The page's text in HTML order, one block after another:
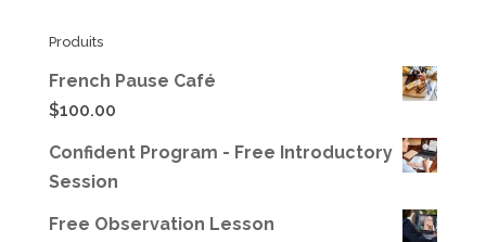
Produits
French Pause Café
$100.00
Confident Program - Free Introductory
Session
Free Observation Lesson